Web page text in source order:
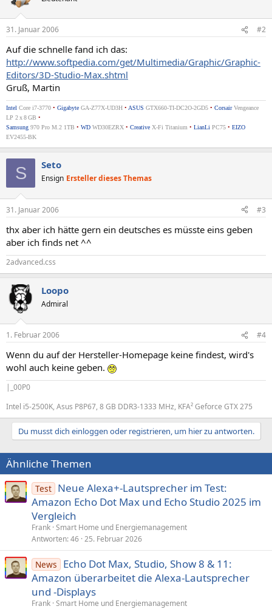
31. Januar 2006 #2
Auf die schnelle fand ich das:
http://www.softpedia.com/get/Multimedia/Graphic/Graphic-
Editors/3D-Studio-Max.shtml
Gruß, Martin
Intel Core i7-3770 • Gigabyte GA-Z77X-UD3H • ASUS GTX660-TI-DC2O-2GD5 • CorsairVengeance
LP 2 x 8 GB •
Samsung 970 Pro M.2 1TB • WD WD30EZRX • Creative X-Fi Titanium • LianLi PC75 • EIZO
EV2455-BK
S Seto
Ensign Ersteller dieses Themas
31. Januar 2006 #3
thx aber ich hätte gern ein deutsches es müsste eins geben
aber ich finds net ^^
2advanced.css
Loopo
Admiral
1. Februar 2006 #4
Wenn du auf der Hersteller-Homepage keine findest, wird's
wohl auch keine geben.
|_00P0
Intel i5-2500K, Asus P8P67, 8 GB DDR3-1333 MHz, KFA² Geforce GTX 275
Du musst dich einloggen oder registrieren, um hier zu antworten.
Ähnliche Themen
Test Neue Alexa+-Lautsprecher im Test:
Amazon Echo Dot Max und Echo Studio 2025 im
Vergleich
Frank Smart Home und Energiemanagement
Antworten 46 25. Februar 2026
News
Echo Dot Max, Studio, Show 8 & 11:
Amazon überarbeitet die Alexa-Lautsprecher
und ‑Displays
Frank Smart Home und Energiemanagement